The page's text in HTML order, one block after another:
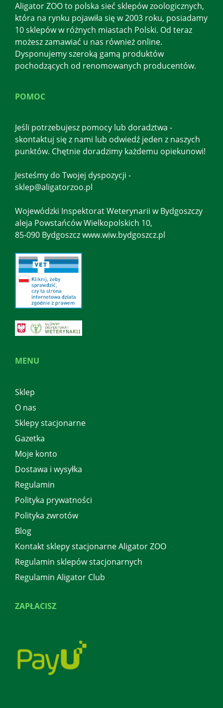
Aligator ZOO to polska sieć sklepów zoologicznych,
która na rynku pojawiła się w 2003 roku, posiadamy
10 sklepów w różnych miastach Polski. Od teraz
możesz zamawiać u nas również online.
Dysponujemy szeroką gamą produktów
pochodzących od renomowanych producentów.
MENU
Sklep
O nas
Sklepy stacjonarne
Gazetka
Moje konto
Dostawa i wysyłka
Regulamin
Polityka prywatności
Polityka zwrotów
Blog
Kontakt sklepy stacjonarne Aligator ZOO
Regulamin sklepów stacjonarnych
Regulamin Aligator Club
ZAPŁACISZ
POMOC
Jeśli potrzebujesz pomocy lub doradztwa -
skontaktuj się z nami lub odwiedź jeden z naszych
punktów. Chętnie doradzimy każdemu opiekunowi!
Jesteśmy do Twojej dyspozycji -
sklep@aligatorzoo.pl
Wojewódzki Inspektorat Weterynarii w Bydgoszczy
aleja Powstańców Wielkopolskich 10,
85-090 Bydgoszcz www.wiw.bydgoszcz.pl